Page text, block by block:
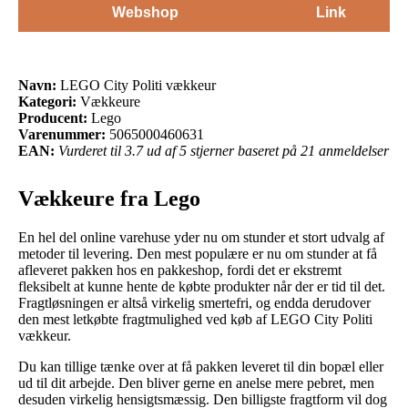
Webshop Link
Navn: LEGO City Politi vækkeur
Kategori: Vækkeure
Producent: Lego
Varenummer: 5065000460631
EAN: Vurderet til 3.7 ud af 5 stjerner baseret på 21 anmeldelser
Vækkeure fra Lego
En hel del online varehuse yder nu om stunder et stort udvalg af
metoder til levering. Den mest populære er nu om stunder at få
afleveret pakken hos en pakkeshop, fordi det er ekstremt
fleksibelt at kunne hente de købte produkter når der er tid til det.
Fragtløsningen er altså virkelig smertefri, og endda derudover
den mest letkøbte fragtmulighed ved køb af LEGO City Politi
vækkeur.
Du kan tillige tænke over at få pakken leveret til din bopæl eller
ud til dit arbejde. Den bliver gerne en anelse mere pebret, men
desuden virkelig hensigtsmæssig. Den billigste fragtform vil dog